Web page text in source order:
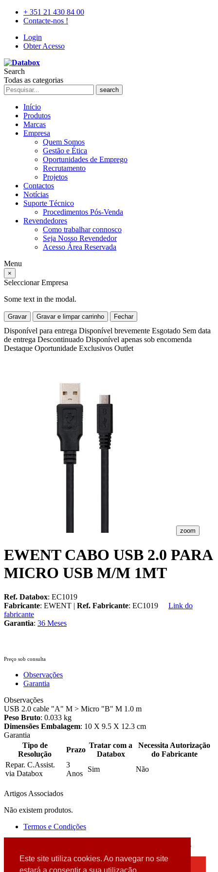
Este site utiliza cookies. Ao navegar no site
estará a consentir a sua utilização.
+ 351 21 430 84 00
Contacte-nos !
Login
Obter Acesso
Search
Todas as categorias
search
Início
Produtos
Marcas
Empresa
Quem Somos
Gestão e Ética
Oportunidades de Emprego
Recrutamento
Projetos
Contactos
Notícias
Suporte Técnico
Procedimentos Pós-Venda
Revendedores
Como trabalhar connosco
Seja Nosso Revendedor
Acesso Área Reservada
Menu
×
Seleccionar Empresa
Some text in the modal.
Gravar Gravar e limpar carrinho Fechar
Disponível para entrega Disponível brevemente Esgotado Sem data
de entrega Descontinuado Disponível apenas sob encomenda
Destaque Oportunidade Exclusivos Outlet
zoom
EWENT CABO USB 2.0 PARA
MICRO USB M/M 1MT
Ref. Databox: EC1019
Fabricante: EWENT | Ref. Fabricante: EC1019
Link do
fabricante
Garantia: 36 Meses
Preço sob consulta
Observações
Garantia
Observações
USB 2.0 cable "A" M > Micro "B" M 1.0 m
Peso Bruto: 0.033 kg
Dimensões Embalagem: 10 X 9.5 X 12.3 cm
Garantia
Tipo de
Resolução
Prazo
Tratar com a
Databox
Necessita Autorização
do Fabricante
Repar. C.Assist.
via Databox
3
Anos
Sim Não
Artigos Associados
Não existem produtos.
Termos e Condições